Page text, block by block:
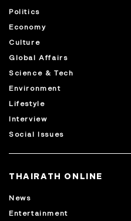
Politics
Economy
Culture
Global Affairs
Science & Tech
Environment
Lifestyle
Interview
Social Issues
THAIRATH ONLINE
News
Entertainment